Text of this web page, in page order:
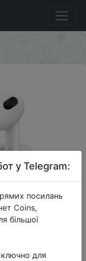
футляре
у Telegram:
посилань
Coins,
більшої
для